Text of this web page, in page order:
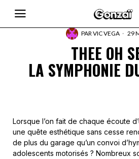
PARVIC VEGA 29
THEE OH
LA SYMPHONIE
Lorsque l’on fait de chaque écoute
une quête esthétique sans cesse
de plus du garage qu’un convoi
adolescents motorisés ? Nombreux